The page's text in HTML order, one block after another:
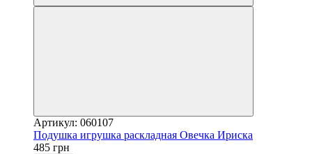
Артикул: 060107
Подушка игрушка раскладная Овечка Ириска
485 грн